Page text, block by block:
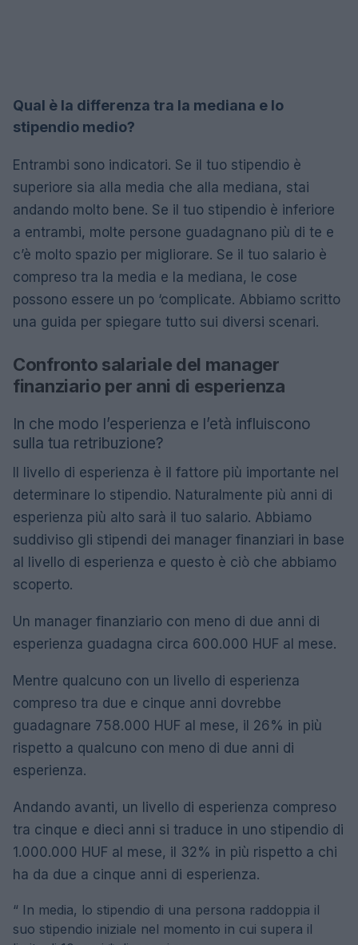
Qual è la differenza tra la mediana e lo
stipendio medio?
Entrambi sono indicatori. Se il tuo stipendio è
superiore sia alla media che alla mediana, stai
andando molto bene. Se il tuo stipendio è inferiore
a entrambi, molte persone guadagnano più di te e
c’è molto spazio per migliorare. Se il tuo salario è
compreso tra la media e la mediana, le cose
possono essere un po ‘complicate. Abbiamo scritto
una guida per spiegare tutto sui diversi scenari.
Confronto salariale del manager
finanziario per anni di esperienza
In che modo l’esperienza e l’età influiscono
sulla tua retribuzione?
Il livello di esperienza è il fattore più importante nel
determinare lo stipendio. Naturalmente più anni di
esperienza più alto sarà il tuo salario. Abbiamo
suddiviso gli stipendi dei manager finanziari in base
al livello di esperienza e questo è ciò che abbiamo
scoperto.
Un manager finanziario con meno di due anni di
esperienza guadagna circa 600.000 HUF al mese.
Mentre qualcuno con un livello di esperienza
compreso tra due e cinque anni dovrebbe
guadagnare 758.000 HUF al mese, il 26% in più
rispetto a qualcuno con meno di due anni di
esperienza.
Andando avanti, un livello di esperienza compreso
tra cinque e dieci anni si traduce in uno stipendio di
1.000.000 HUF al mese, il 32% in più rispetto a chi
ha da due a cinque anni di esperienza.
“ In media, lo stipendio di una persona raddoppia il
suo stipendio iniziale nel momento in cui supera il